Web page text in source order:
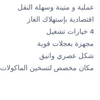
عملية و متينة وسهلة النقل
اقتصادية بإستهلاك الغاز
4 خيارات تشغيل
مجهزة بعجلات قوية
شكل عصري وانيق
مكان مخصص لتسخين الماكولات